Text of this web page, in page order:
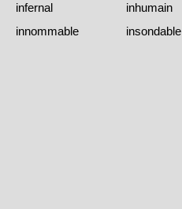
infernal
inhumain
innommable
insondable